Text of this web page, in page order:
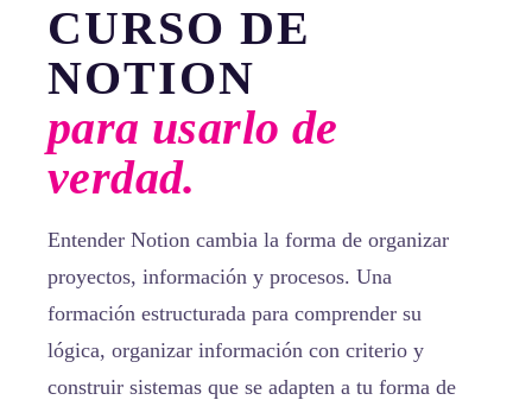
CURSO DE
NOTION
para usarlo de
verdad.
Entender Notion cambia la forma de organizar
proyectos, información y procesos. Una
formación estructurada para comprender su
lógica, organizar información con criterio y
construir sistemas que se adapten a tu forma de